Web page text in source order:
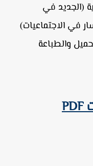
في
في الاجتماعيات)